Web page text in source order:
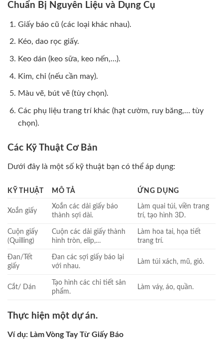
Chuẩn Bị Nguyên Liệu và Dụng Cụ
Giấy báo cũ (các loại khác nhau).
Kéo, dao rọc giấy.
Keo dán (keo sữa, keo nến,…).
Kim, chỉ (nếu cần may).
Màu vẽ, bút vẽ (tùy chọn).
Các phụ liệu trang trí khác (hạt cườm, ruy băng,… tùy
chọn).
Các Kỹ Thuật Cơ Bản
Dưới đây là một số kỹ thuật bạn có thể áp dụng:
KỸ THUẬT MÔ TẢ ỨNG DỤNG
Xoắn giấy
Xoắn các dải giấy báo
thành sợi dài.
Làm quai túi, viền trang
trí, tạo hình 3D.
Cuộn giấy
(Quilling)
Cuộn các dải giấy thành
hình tròn, elip,…
Làm hoa tai, họa tiết
trang trí.
Đan/Tết
giấy
Đan các sợi giấy báo lại
với nhau.
Làm túi xách, mũ, giỏ.
Cắt/ Dán
Tạo hình các chi tiết sản
phẩm.
Làm váy, áo, quần.
Thực hiện một dự án.
Ví dụ: Làm Vòng Tay Từ Giấy Báo